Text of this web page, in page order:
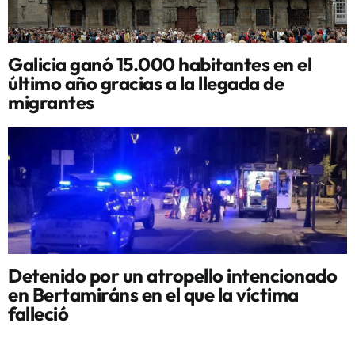
Galicia ganó 15.000 habitantes en el
último año gracias a la llegada de
migrantes
Detenido por un atropello intencionado
en Bertamiráns en el que la víctima
falleció